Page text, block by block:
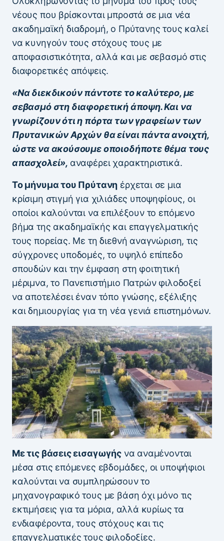
νέους που βρίσκονται μπροστά σε μια νέα
ακαδημαϊκή διαδρομή, ο Πρύτανης τους καλεί
να κυνηγούν τους στόχους τους με
αποφασιστικότητα, αλλά και με σεβασμό στις
διαφορετικές απόψεις.
«Να διεκδικούν πάντοτε το καλύτερο, με
σεβασμό στη διαφορετική άποψη. Και να
γνωρίζουν ότι η πόρτα των γραφείων των
Πρυτανικών Αρχών θα είναι πάντα ανοιχτή,
ώστε να ακούσουμε οποιοδήποτε θέμα τους
απασχολεί», αναφέρει χαρακτηριστικά.
Το μήνυμα του Πρύτανη έρχεται σε μια
κρίσιμη στιγμή για χιλιάδες υποψηφίους, οι
οποίοι καλούνται να επιλέξουν το επόμενο
βήμα της ακαδημαϊκής και επαγγελματικής
τους πορείας. Με τη διεθνή αναγνώριση, τις
σύγχρονες υποδομές, το υψηλό επίπεδο
σπουδών και την έμφαση στη φοιτητική
μέριμνα, το Πανεπιστήμιο Πατρών φιλοδοξεί
να αποτελέσει έναν τόπο γνώσης, εξέλιξης
και δημιουργίας για τη νέα γενιά επιστημόνων.
Με τις βάσεις εισαγωγήςνα αναμένονται
μέσα στις επόμενες εβδομάδες, οι υποψήφιοι
καλούνται να συμπληρώσουν το
μηχανογραφικό τους με βάση όχι μόνο τις
εκτιμήσεις για τα μόρια, αλλά κυρίως τα
ενδιαφέροντα, τους στόχους και τις
επαγγελματικές τους φιλοδοξίες.